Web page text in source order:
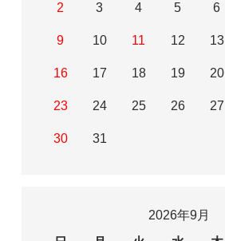
2 3 4 5 6
9 10 11 12 13
16 17 18 19 20
23 24 25 26 27
30 31
2026年9月